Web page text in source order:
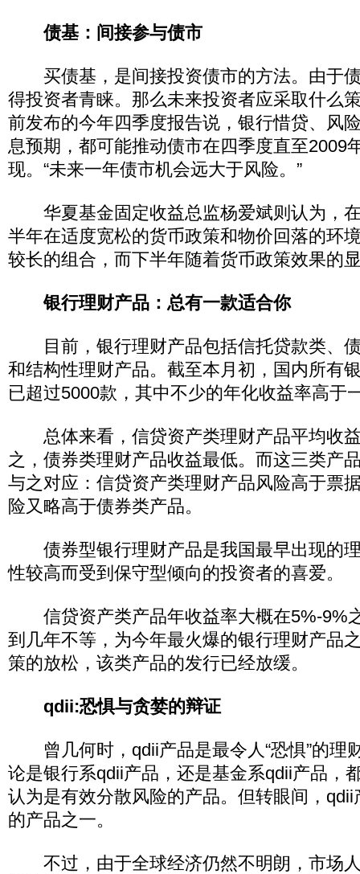
债基：间接参与债市
买债基，是间接投资债市的方法。由于
得投资者青睐。那么未来投资者应采取什么
前发布的今年四季度报告说，银行惜贷、风
息预期，都可能推动债市在四季度直至2009
现。“未来一年债市机会远大于风险。”
华夏基金固定收益总监杨爱斌则认为，
半年在适度宽松的货币政策和物价回落的环
较长的组合，而下半年随着货币政策效果的
银行理财产品：总有一款适合你
目前，银行理财产品包括信托贷款类、
和结构性理财产品。截至本月初，国内所有
已超过5000款，其中不少的年化收益率高于
总体来看，信贷资产类理财产品平均收
之，债券类理财产品收益最低。而这三类产
与之对应：信贷资产类理财产品风险高于票
险又略高于债券类产品。
债券型银行理财产品是我国最早出现的
性较高而受到保守型倾向的投资者的喜爱。
信贷资产类产品年收益率大概在5%-9%
到几年不等，为今年最火爆的银行理财产品
策的放松，该类产品的发行已经放缓。
qdii:恐惧与贪婪的辩证
曾几何时，qdii产品是最令人“恐惧”的理
论是银行系qdii产品，还是基金系qdii产品，
认为是有效分散风险的产品。但转眼间，
的产品之一。
不过，由于全球经济仍然不明朗，市场